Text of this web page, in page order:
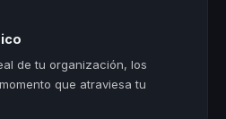
de tu organización, los
que atraviesa tu